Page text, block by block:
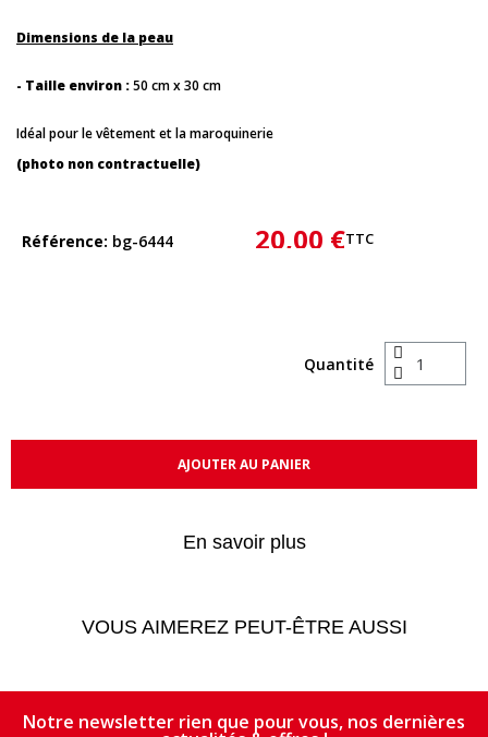
Dimensions de la peau
- Taille environ :50 cm x 30 cm
Idéal pour le vêtement et la maroquinerie
(photo non contractuelle)
Référence bg-6444 20,00 €TTC
Quantité
AJOUTER AU PANIER
En savoir plus
VOUS AIMEREZ PEUT-ÊTRE AUSSI
Notre newsletter rien que pour vous, nos dernières